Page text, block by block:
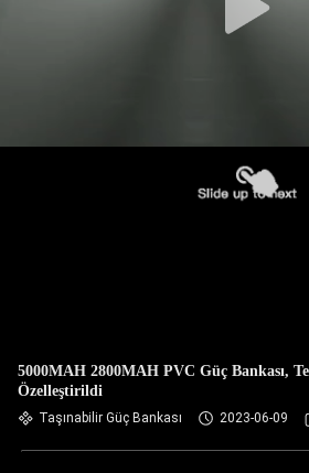
5000MAH 2800MAH PVC Güç Bankası,
Özelleştirildi
Taşınabilir Güç Bankası 2023-06-09